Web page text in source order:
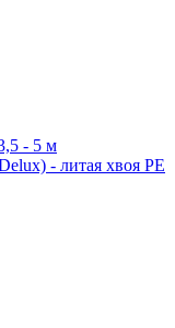
- 5 м
- литая хвоя РЕ